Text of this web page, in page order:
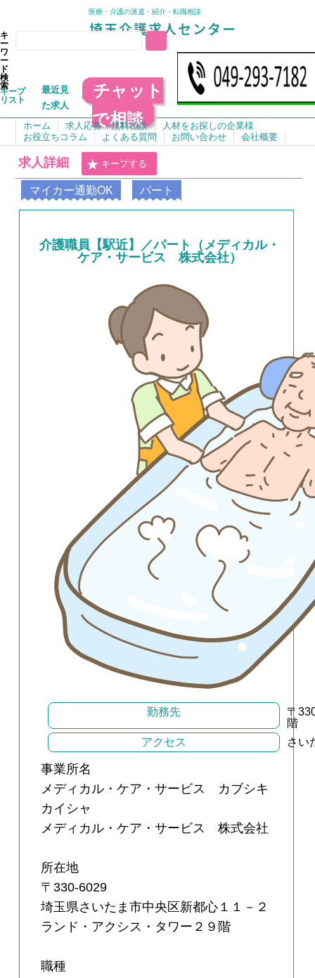
医療・介護の派遣・紹介・転職相談
キ
ー
ワ
ー
ド
検
索
キープ
リスト
最近見
た求人
チャット
で相談
ホーム 求人応募・無料相談
人材をお探しの企業様
お役立ちコラム
よくある質問 お問い合わせ 会社概要
求人詳細 キープする
マイカー通勤OK パート
介護職員【駅近】／パート（メディカル・
ケア・サービス 株式会社）
勤務先
〒
階
アクセス
さい
事業所名
メディカル・ケア・サービス カブシキ
カイシャ
メディカル・ケア・サービス 株式会社
所在地
〒330-6029
埼玉県さいたま市中央区新都心１１－２
ランド・アクシス・タワー２９階
職種